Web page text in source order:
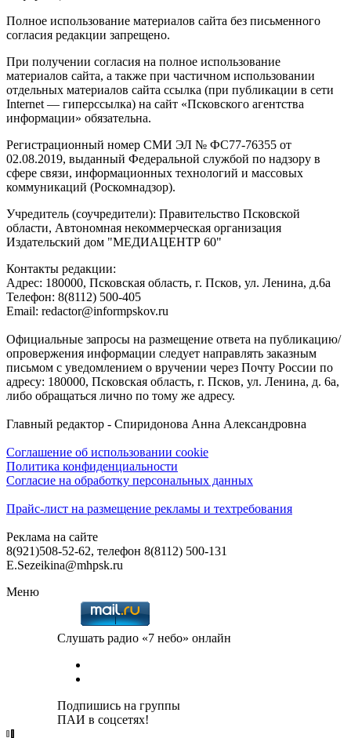
Полное использование материалов сайта без письменного
согласия редакции запрещено.
При получении согласия на полное использование
материалов сайта, а также при частичном использовании
отдельных материалов сайта ссылка (при публикации в сети
Internet — гиперссылка) на сайт «Псковского агентства
информации» обязательна.
Регистрационный номер СМИ ЭЛ № ФС77-76355 от
02.08.2019, выданный Федеральной службой по надзору в
сфере связи, информационных технологий и массовых
коммуникаций (Роскомнадзор).
Учредитель (соучредители): Правительство Псковской
области, Автономная некоммерческая организация
Издательский дом "МЕДИАЦЕНТР 60"
Контакты редакции:
Адреc: 180000, Псковская область, г. Псков, ул. Ленина, д.6а
Телефон: 8(8112) 500-405
Email: redactor@informpskov.ru
Официальные запросы на размещение ответа на публикацию/
опровержения информации следует направлять заказным
письмом с уведомлением о вручении через Почту России по
адресу: 180000, Псковская область, г. Псков, ул. Ленина, д. 6а,
либо обращаться лично по тому же адресу.
Главный редактор - Спиридонова Анна Александровна
Соглашение об использовании cookie
Политика конфиденциальности
Согласие на обработку персональных данных
Прайс-лист на размещение рекламы и техтребования
Реклама на сайте
8(921)508-52-62, телефон 8(8112) 500-131
E.Sezeikina@mhpsk.ru
Меню
Слушать радио «7 небо» онлайн
Подпишись на группы
ПАИ в соцсетях!